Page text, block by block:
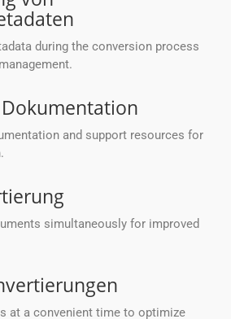
during the conversion process
and support resources for
simultaneously for improved
at a convenient time to optimize